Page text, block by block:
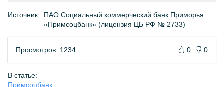
Источник:
ПАО Социальный коммерческий банк Приморья
«Примсоцбанк» (лицензия ЦБ РФ № 2733)
Просмотров: 1234 0 0
В статье:
Примсоцбанк